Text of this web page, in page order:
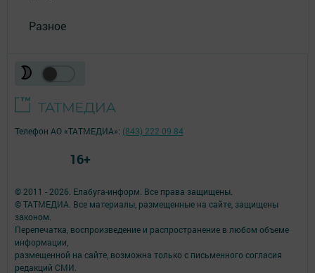
Разное
© 2011 - 2026. Елабуга-информ. Все права защищены.
© ТАТМЕДИА. Все материалы, размещенные на сайте, защищены
законом.
Перепечатка, воспроизведение и распространение в любом объеме
информации,
размещенной на сайте, возможна только с письменного согласия
редакций СМИ.
Телефон АО «ТАТМЕДИА»: (843) 222 09 84
16+